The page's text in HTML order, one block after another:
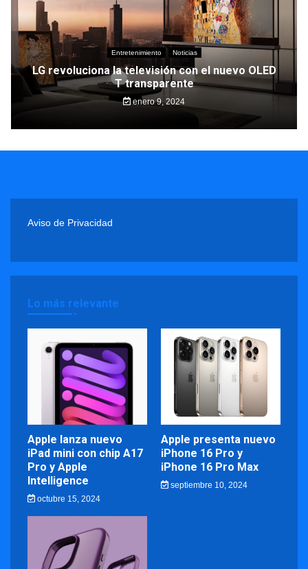
Entretenimiento Noticias
LG revoluciona la televisión con el nuevo OLED
T transparente
enero 9, 2024
Aviso de Privacidad
Lo más relevante
Apple lanza nuevo
iPad mini con chip A17
Pro y Apple
Intelligence
octubre 15, 2024
Apple presenta nuevo
iPhone 16 Pro y
iPhone 16 Pro Max
septiembre 10, 2024